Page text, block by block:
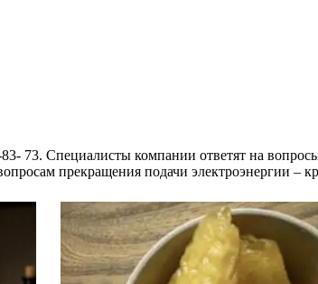
73. Специалисты компании ответят на
прекращения подачи электроэнергии –